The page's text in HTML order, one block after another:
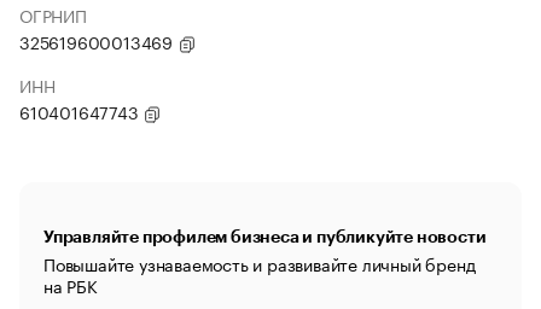
ОГРНИП
325619600013469
ИНН
610401647743
Управляйте профилем бизнеса и публикуйте новости
Повышайте узнаваемость и развивайте личный бренд
на РБК